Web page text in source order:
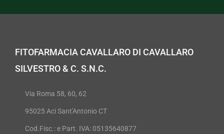
FITOFARMACIA CAVALLARO DI CAVALLARO
SILVESTRO & C. S.N.C.
Via Roma 58, 60, 62
95025 Aci Sant'Antonio CT
Cod.Fisc.: e Part. IVA: 05135640877